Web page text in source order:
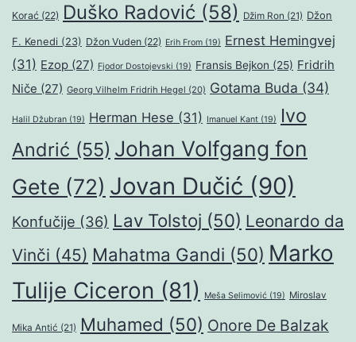
Korać (22) Duško Radović (58) Džim Ron (21) Džon
F. Kenedi (23) Džon Vuden (22) Erih From (19) Ernest Hemingvej
(31) Ezop (27) Fjodor Dostojevski (19) Fransis Bejkon (25) Fridrih
Niče (27) Georg Vilhelm Fridrih Hegel (20) Gotama Buda (34)
Halil Džubran (19) Herman Hese (31) Imanuel Kant (19)
Ivo
Andrić (55) Johan Volfgang fon
Gete (72) Jovan Dučić (90)
Konfučije (36) Lav Tolstoj (50) Leonardo da
Vinči (45) Mahatma Gandi (50) Marko
Tulije Ciceron (81) Meša Selimović (19) Miroslav
Mika Antić (21) Muhamed (50) Onore De Balzak